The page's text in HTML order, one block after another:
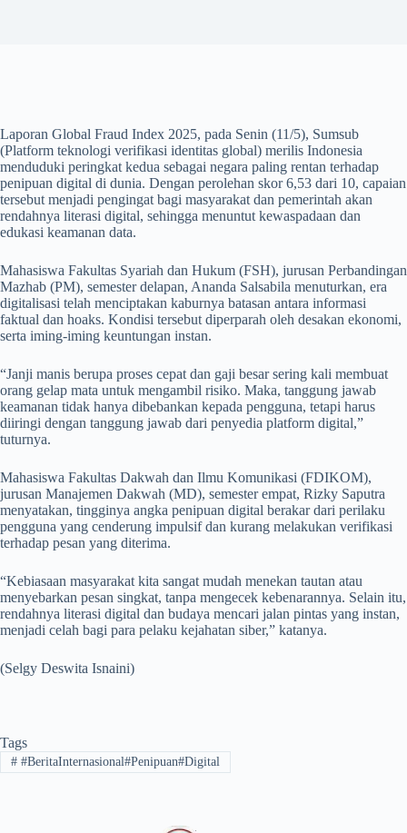
Laporan Global Fraud Index 2025, pada Senin (11/5), Sumsub
(Platform teknologi verifikasi identitas global) merilis Indonesia
menduduki peringkat kedua sebagai negara paling rentan terhadap
penipuan digital di dunia. Dengan perolehan skor 6,53 dari 10, capaian
tersebut menjadi pengingat bagi masyarakat dan pemerintah akan
rendahnya literasi digital, sehingga menuntut kewaspadaan dan
edukasi keamanan data.
Mahasiswa Fakultas Syariah dan Hukum (FSH), jurusan Perbandingan
Mazhab (PM), semester delapan, Ananda Salsabila menuturkan, era
digitalisasi telah menciptakan kaburnya batasan antara informasi
faktual dan hoaks. Kondisi tersebut diperparah oleh desakan ekonomi,
serta iming-iming keuntungan instan.
“Janji manis berupa proses cepat dan gaji besar sering kali membuat
orang gelap mata untuk mengambil risiko. Maka, tanggung jawab
keamanan tidak hanya dibebankan kepada pengguna, tetapi harus
diiringi dengan tanggung jawab dari penyedia platform digital,”
tuturnya.
​Mahasiswa Fakultas Dakwah dan Ilmu Komunikasi (FDIKOM),
jurusan Manajemen Dakwah (MD), semester empat, Rizky Saputra
menyatakan, tingginya angka penipuan digital berakar dari perilaku
pengguna yang cenderung impulsif dan kurang melakukan verifikasi
terhadap pesan yang diterima.
“Kebiasaan masyarakat kita sangat mudah menekan tautan atau
menyebarkan pesan singkat, tanpa mengecek kebenarannya. Selain itu,
rendahnya literasi digital dan budaya mencari jalan pintas yang instan,
menjadi celah bagi para pelaku kejahatan siber,” katanya.
(Selgy Deswita Isnaini)
Tags
##BeritaInternasional#Penipuan#Digital